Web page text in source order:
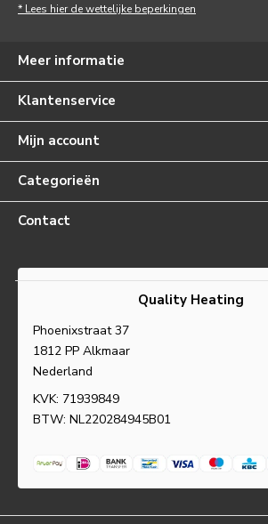
* Lees hier de wettelijke beperkingen
Meer informatie
Klantenservice
Mijn account
Categorieën
Contact
Quality Heating
Phoenixstraat 37
1812 PP Alkmaar
Nederland
KVK: 71939849
BTW: NL220284945B01